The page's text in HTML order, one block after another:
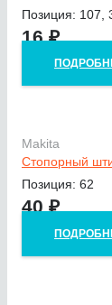
Позиция: 107,
16₽
Makita
Стопорный
Позиция: 62
40₽